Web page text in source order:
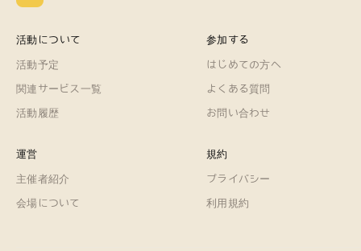
活動について
活動予定
関連サービス一覧
活動履歴
参加する
はじめての方へ
よくある質問
お問い合わせ
運営
主催者紹介
会場について
規約
プライバシー
利用規約